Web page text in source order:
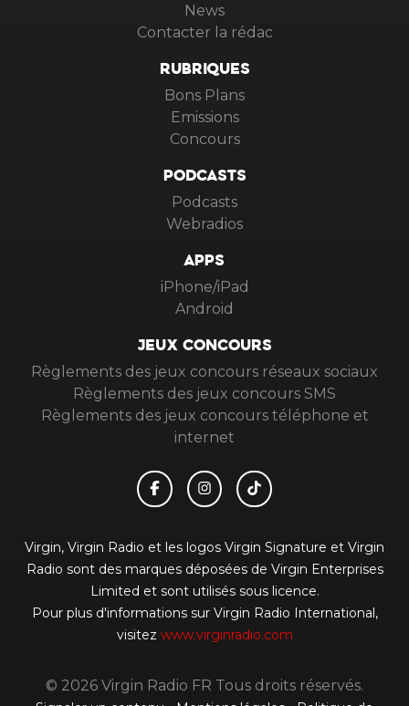
News
Contacter la rédac
RUBRIQUES
Bons Plans
Emissions
Concours
PODCASTS
Podcasts
Webradios
APPS
iPhone/iPad
Android
JEUX CONCOURS
Règlements des jeux concours réseaux sociaux
Règlements des jeux concours SMS
Règlements des jeux concours téléphone et
internet
Virgin, Virgin Radio et les logos Virgin Signature et Virgin
Radio sont des marques déposées de Virgin Enterprises
Limited et sont utilisés sous licence.
Pour plus d'informations sur Virgin Radio International,
visitez www.virginradio.com
© 2026 Virgin Radio FR Tous droits réservés.